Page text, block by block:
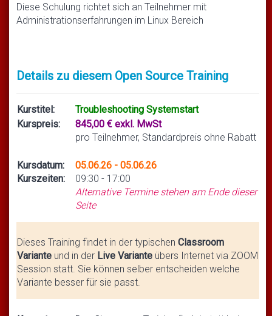
Diese Schulung richtet sich an Teilnehmer mit
Administrationserfahrungen im Linux Bereich
Details zu diesem Open Source Training
Kurstitel:
Troubleshooting Systemstart
Kurspreis:
845,00 € exkl. MwSt
pro Teilnehmer, Standardpreis ohne Rabatt
Kursdatum:
Kurszeiten:
05.06.26 - 05.06.26
09:30 - 17:00
Alternative Termine stehen am Ende dieser
Seite
Dieses Training findet in der typischen Classroom
Variante und in der Live Variante übers Internet via ZOOM
Session statt. Sie können selber entscheiden welche
Variante besser für sie passt.